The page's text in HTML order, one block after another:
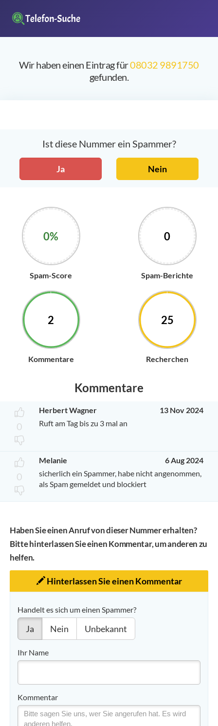
Wir haben einen Eintrag für08032 9891750
gefunden.
Ist diese Nummer ein Spammer?
Ja Nein
0%
Spam-Score
0
Spam-Berichte
2
Kommentare
25
Recherchen
Kommentare
0
Herbert Wagner
13 Nov 2024
Ruft am Tag bis zu 3 mal an
0
Melanie
6 Aug 2024
sicherlich ein Spammer, habe nicht angenommen,
als Spam gemeldet und blockiert
Haben Sie einen Anruf von dieser Nummer erhalten?
Bitte hinterlassen Sie einen Kommentar, um anderen zu
helfen.
Hinterlassen Sie einen Kommentar
Handelt es sich um einen Spammer?
Ja Nein Unbekannt
Ihr Name
Kommentar